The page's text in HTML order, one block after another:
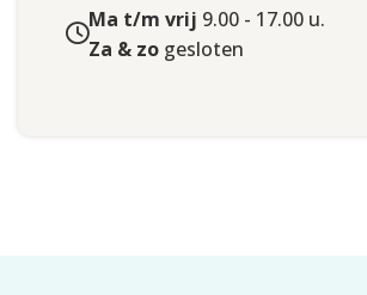
Ma t/m vrij 9.00 - 17.00 u.
Za & zo gesloten